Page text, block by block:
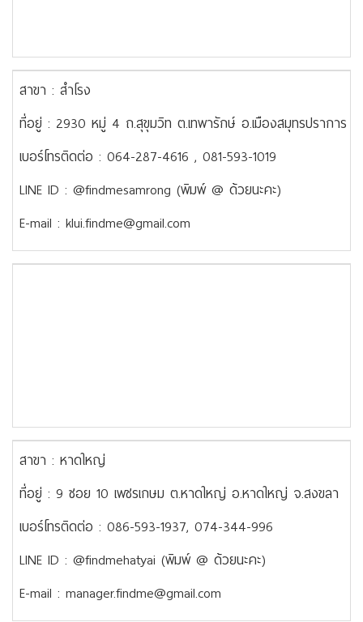
สาขา : สำโรง
ที่อยู่ : 2930 หมู่ 4 ถ.สุขุมวิท ต.เทพารักษ์ อ.เมืองสมุทรปราการ จ
เบอร์โทรติดต่อ : 064-287-4616 , 081-593-1019
LINE ID : @findmesamrong (พิมพ์ @ ด้วยนะคะ)
E-mail : klui.findme@gmail.com
สาขา : หาดใหญ่
ที่อยู่ : 9 ซอย 10 เพชรเกษม ต.หาดใหญ่ อ.หาดใหญ่ จ.สงขลา
เบอร์โทรติดต่อ : 086-593-1937, 074-344-996
LINE ID : @findmehatyai (พิมพ์ @ ด้วยนะคะ)
E-mail : manager.findme@gmail.com